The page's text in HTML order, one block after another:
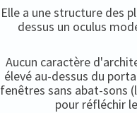
Elle a une structure des
dessus un oculus
Aucun caractère
élevé au-dessus du
fenêtres sans abat-sons
pour réfléchir